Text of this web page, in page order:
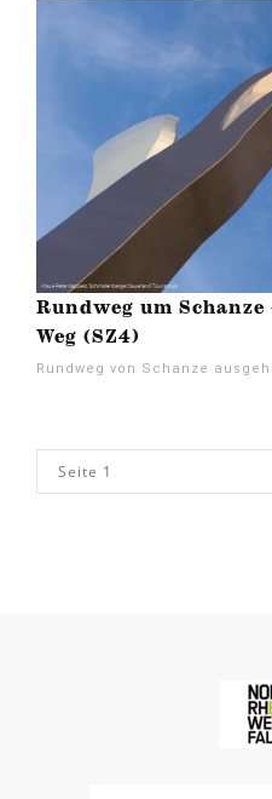
Rundweg um
Weg (SZ4)
Rundweg von Schanze